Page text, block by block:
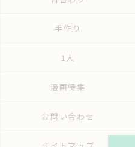
手作り
1人
漫画特集
お問い合わせ